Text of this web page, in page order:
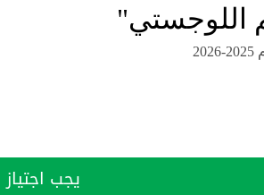
اللوجستي"
يجب اجتياز 9 ساعة بنجاح